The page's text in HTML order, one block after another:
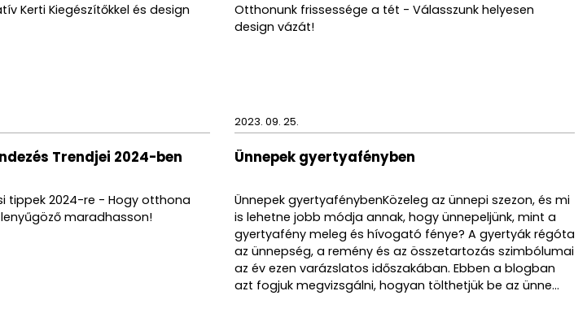
Kerti Kiegészítőkkel és design
Otthonunk frissessége a tét - Válasszunk helyesen
design vázát!
Trendjei 2024-ben
tippek 2024-re - Hogy otthona
maradhasson!
2023. 09. 25.
Ünnepek gyertyafényben
Ünnepek gyertyafénybenKözeleg az ünnepi szezon, és mi
is lehetne jobb módja annak, hogy ünnepeljünk, mint a
gyertyafény meleg és hívogató fénye? A gyertyák régóta
az ünnepség, a remény és az összetartozás szimbólumai
az év ezen varázslatos időszakában. Ebben a blogban
azt fogjuk megvizsgálni, hogyan tölthetjük be az ünne...